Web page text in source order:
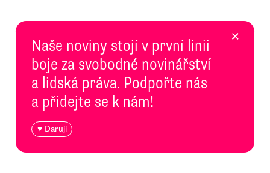
Naše noviny stojí v první linii
boje za svobodné novinářství
a lidská práva. Podpořte nás
a přidejte se k nám!
♥ Daruji
×